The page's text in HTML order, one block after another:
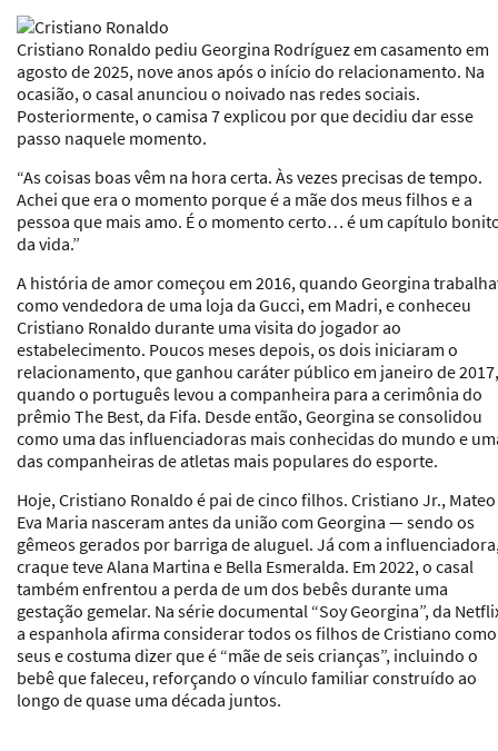
Cristiano Ronaldo pediu Georgina Rodríguez em casamento em
agosto de 2025, nove anos após o início do relacionamento. Na
ocasião, o casal anunciou o noivado nas redes sociais.
Posteriormente, o camisa 7 explicou por que decidiu dar esse
passo naquele momento.
“As coisas boas vêm na hora certa. Às vezes precisas de tempo.
Achei que era o momento porque é a mãe dos meus filhos e a
pessoa que mais amo. É o momento certo… é um capítulo
da vida.”
A história de amor começou em 2016, quando Georgina
como vendedora de uma loja da Gucci, em Madri, e conheceu
Cristiano Ronaldo durante uma visita do jogador ao
estabelecimento. Poucos meses depois, os dois iniciaram o
relacionamento, que ganhou caráter público em janeiro de 2017,
quando o português levou a companheira para a cerimônia do
prêmio The Best, da Fifa. Desde então, Georgina se consolidou
como uma das influenciadoras mais conhecidas do mundo e
das companheiras de atletas mais populares do esporte.
Hoje, Cristiano Ronaldo é pai de cinco filhos. Cristiano Jr., Mateo
Eva Maria nasceram antes da união com Georgina — sendo os
gêmeos gerados por barriga de aluguel. Já com a
craque teve Alana Martina e Bella Esmeralda. Em 2022, o casal
também enfrentou a perda de um dos bebês durante uma
gestação gemelar. Na série documental “Soy Georgina”, da
a espanhola afirma considerar todos os filhos de Cristiano como
seus e costuma dizer que é “mãe de seis crianças”, incluindo o
bebê que faleceu, reforçando o vínculo familiar construído ao
longo de quase uma década juntos.